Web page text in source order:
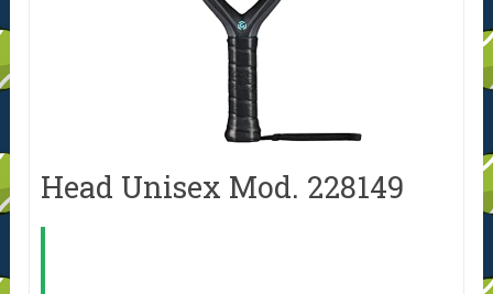
Head Unisex Mod. 228149